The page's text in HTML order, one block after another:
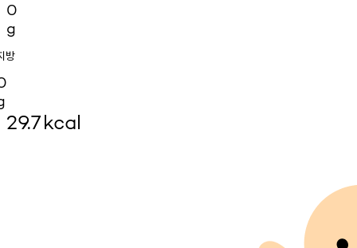
0
g
방
29.7kcal